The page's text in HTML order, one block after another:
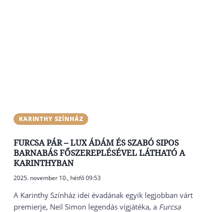
KARINTHY SZÍNHÁZ
FURCSA PÁR – LUX ÁDÁM ÉS SZABÓ SIPOS
BARNABÁS FŐSZEREPLÉSÉVEL LÁTHATÓ A
KARINTHYBAN
2025. november 10., hétfő 09:53
A Karinthy Színház idei évadának egyik legjobban várt
premierje, Neil Simon legendás vígjátéka, a Furcsa